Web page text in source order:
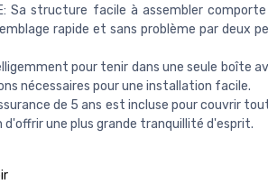
Sa structure facile à assembler
rapide et sans problème par deux
pour tenir dans une seule boîte
nécessaires pour une installation facile.
assurance de 5 ans est incluse pour couvrir
une plus grande tranquillité d'esprit.